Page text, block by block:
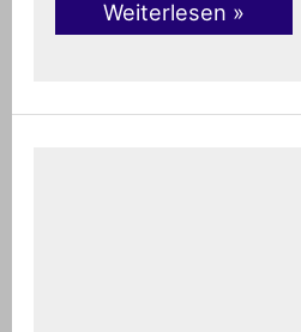
Weiterlesen »